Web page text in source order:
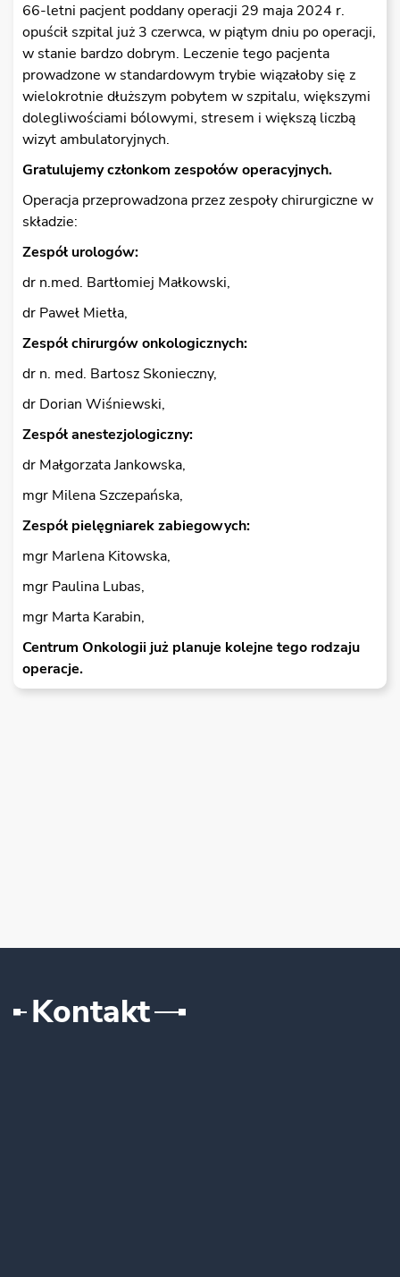
66-letni pacjent poddany operacji 29 maja 2024 r.
opuścił szpital już 3 czerwca, w piątym dniu po operacji,
w stanie bardzo dobrym. Leczenie tego pacjenta
prowadzone w standardowym trybie wiązałoby się z
wielokrotnie dłuższym pobytem w szpitalu, większymi
dolegliwościami bólowymi, stresem i większą liczbą
wizyt ambulatoryjnych.
Gratulujemy członkom zespołów operacyjnych.
Operacja przeprowadzona przez zespoły chirurgiczne w
składzie:
Zespół urologów:
dr n.med. Bartłomiej Małkowski,
dr Paweł Mietła,
Zespół chirurgów onkologicznych:
dr n. med. Bartosz Skonieczny,
dr Dorian Wiśniewski,
Zespół anestezjologiczny:
dr Małgorzata Jankowska,
mgr Milena Szczepańska,
Zespół pielęgniarek zabiegowych:
mgr Marlena Kitowska,
mgr Paulina Lubas,
mgr Marta Karabin,
Centrum Onkologii już planuje kolejne tego rodzaju
operacje.
Kontakt